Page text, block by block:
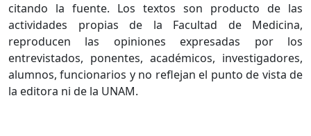
citando la fuente. Los textos son producto de las
actividades propias de la Facultad de Medicina,
reproducen las opiniones expresadas por los
entrevistados, ponentes, académicos, investigadores,
alumnos, funcionarios y no reflejan el punto de vista de
la editora ni de la UNAM.